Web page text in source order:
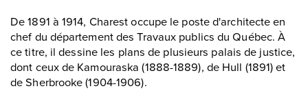
De 1891 à 1914, Charest occupe le poste d'architecte en
chef du département des Travaux publics du Québec. À
ce titre, il dessine les plans de plusieurs palais de justice,
dont ceux de Kamouraska (1888-1889), de Hull (1891) et
de Sherbrooke (1904-1906).